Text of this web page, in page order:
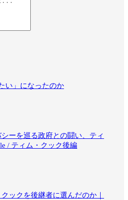
い」になったのか
シーを巡る政府との闘い、ティ
/ ティム・クック後編
ックを後継者に選んだのか｜